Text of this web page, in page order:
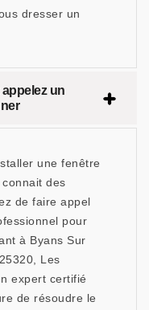
dresser un
un
une fenêtre
des
de faire appel
pour
à Byans Sur
Les
expert certifié
de résoudre le